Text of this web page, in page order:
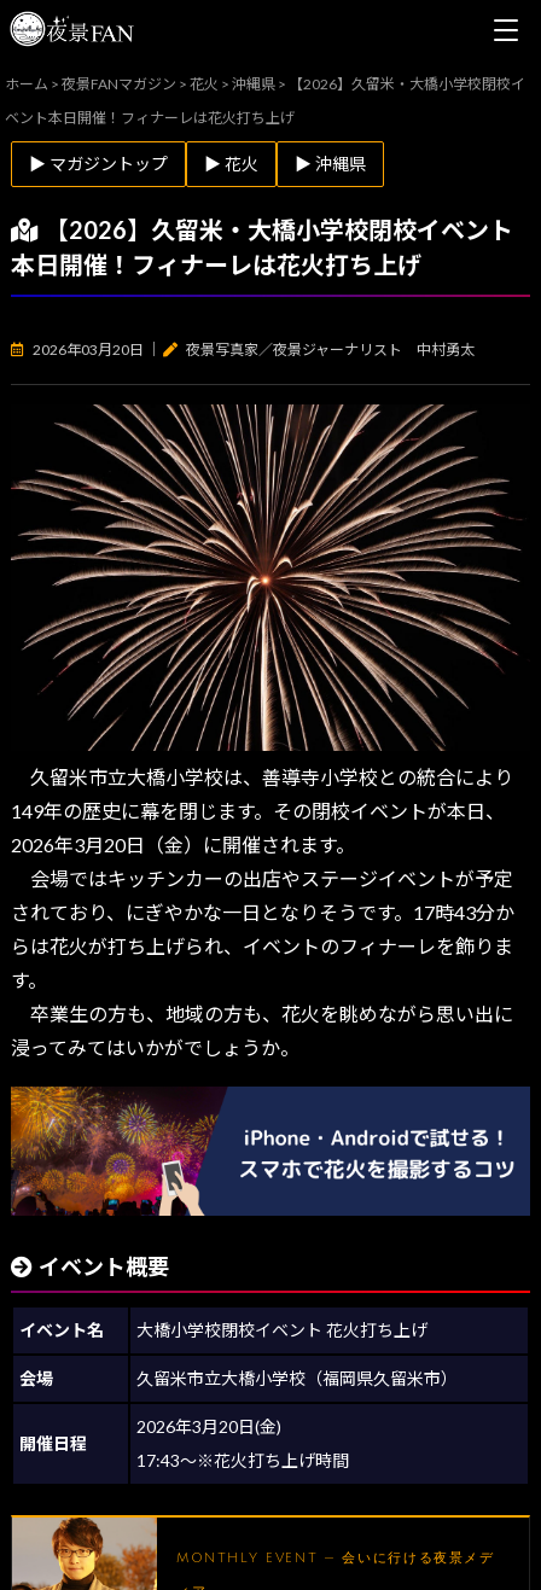
ホーム >夜景FANマガジン >花火 >沖縄県 >
【2026】久留米・大橋小学校閉校イ
ベント本日開催！フィナーレは花火打ち上げ
▶ マガジントップ ▶ 花火 ▶ 沖縄県
【2026】久留米・大橋小学校閉校イベント
本日開催！フィナーレは花火打ち上げ
2026年03月20日 夜景写真家／夜景ジャーナリスト 中村勇太
久留米市立大橋小学校は、善導寺小学校との統合により
149年の歴史に幕を閉じます。その閉校イベントが本日、
2026年3月20日（金）に開催されます。
会場ではキッチンカーの出店やステージイベントが予定
されており、にぎやかな一日となりそうです。17時43分か
らは花火が打ち上げられ、イベントのフィナーレを飾りま
す。
卒業生の方も、地域の方も、花火を眺めながら思い出に
浸ってみてはいかがでしょうか。
イベント概要
イベント名 大橋小学校閉校イベント 花火打ち上げ
会場 久留米市立大橋小学校（福岡県久留米市）
開催日程
2026年3月20日(金)
17:43～※花火打ち上げ時間
MONTHLY EVENT — 会いに行ける夜景メデ